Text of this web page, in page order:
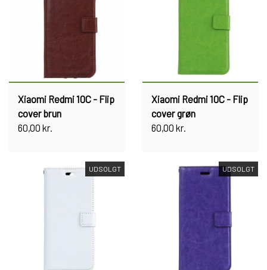
Xiaomi Redmi 10C - Flip
cover brun
60,00 kr.
Xiaomi Redmi 10C - Flip
cover grøn
60,00 kr.
UDSOLGT UDSOLGT